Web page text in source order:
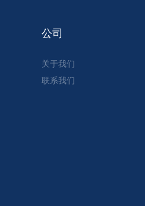
公司
关于我们
联系我们